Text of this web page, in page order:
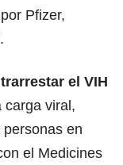
Pfizer,
el VIH
carga viral,
en
el Medicines